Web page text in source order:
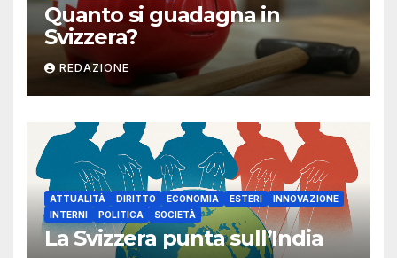
Quanto si guadagna in
Svizzera?
REDAZIONE
ATTUALITÀ DIRITTO ECONOMIA ESTERI
INNOVAZIONE
INTERNI
POLITICA SOCIETÀ
La Svizzera punta sull’India